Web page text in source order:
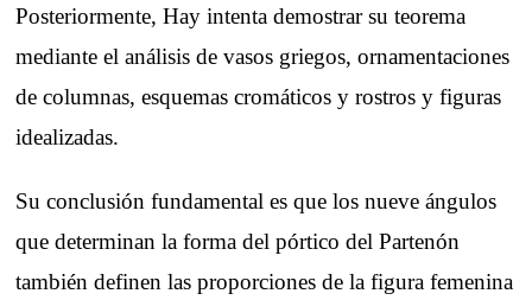
Posteriormente, Hay intenta demostrar su teorema
mediante el análisis de vasos griegos, ornamentaciones
de columnas, esquemas cromáticos y rostros y figuras
idealizadas.
Su conclusión fundamental es que los nueve ángulos
que determinan la forma del pórtico del Partenón
también definen las proporciones de la figura femenina